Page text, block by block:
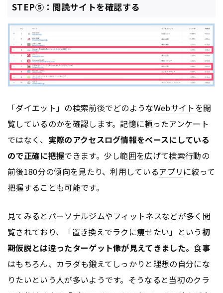
STEP⑤：閲読サイトを確認する
「ダイエット」の検索前後でどのようなWebサイトを閲
覧しているのかを確認します。記憶に頼ったアンケート
ではなく、 実際のアクセスログ情報をベースにしている
ので正確に把握できます。少し範囲を広げて検索行動の
前後180分の傾向を見たり、利用しているアプリ に絞って
把握することも可能です。
見てみるとパーソナルジムやフィットネスなどが多く閲
覧されており、「置き換えでラクに痩せたい」という初
期仮説とは違ったターゲット像が見えてきました。食事
はもちろん、カラダも鍛えてしっかりと理想の自分にな
りたいという人が多いようです。そうなると当初のクラ